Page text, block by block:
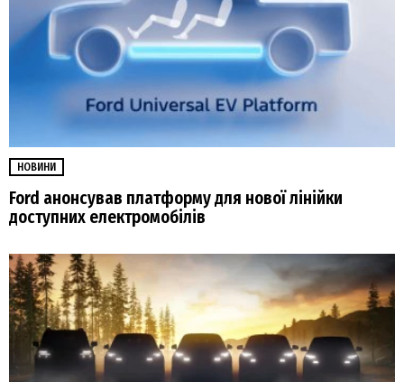
НОВИНИ
Ford анонсував платформу для нової лінійки
доступних електромобілів